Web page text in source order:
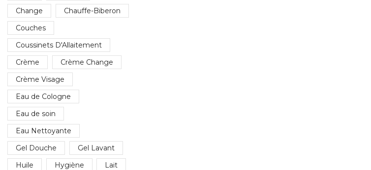
Change
Chauffe-Biberon
Couches
Coussinets D'Allaitement
Crème
Crème Change
Crème Visage
Eau de Cologne
Eau de soin
Eau Nettoyante
Gel Douche
Gel Lavant
Huile
Hygiène
Lait